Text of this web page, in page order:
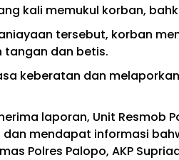
kali memukul korban,
tersebut, korban
tangan dan betis.
keberatan dan
laporan, Unit Resmob
dan mendapat informasi
Polres Palopo, AKP